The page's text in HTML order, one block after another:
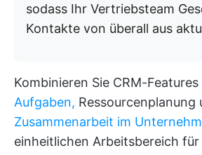
sodass Ihr Vertriebsteam
Kontakte von überall aus
Kombinieren Sie CRM-
Aufgaben, Ressourcenplanung
Zusammenarbeit im
einheitlichen Arbeitsbereich